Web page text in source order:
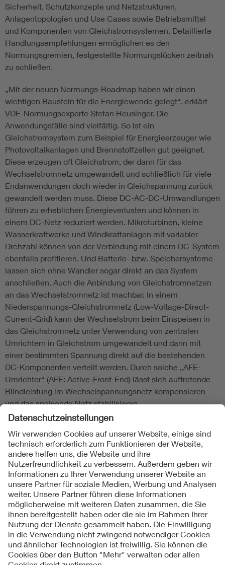
Sicherheit, Schutzkonzepte und Netzstrukturen,
Anlagentopologien und Use Cases sowie Betriebsmittel
und Komponenten von Gleichstromsystemen. Detaillierte
Handlungsempfehlungen ermöglichen es den
Normungsgremien, festgestellte Normungslücken zeitnah
zu schließen.
„Mit der neuen Normungs-Roadmap haben wir einen
wichtigen Baustein für die Energiewende gelegt“, erklärt
VDE-Normungsexperte Stefan Heusinger. Die
Anwendungsfälle sind vielfältig. So ist ein
Gleichstromsystem zum Beispiel für Energieerzeuger wie
Photovoltaikanlagen und Brennstoffzellen gut geeignet.
Diese erzeugen oft Gleichstrom, der dann für das
Wechselstromnetz umgewandelt und schließlich für viele
Endanwendungen doch wieder in Gleichspannung zurück
gewandelt werden muss. Diese DC-AC-DC-Umwandlungen
führen zu erheblichen Energieverlusten und können in
einem DC-Netz reduziert werden. Mikroturbinen, kleine
Wasserkraftwerke und Windkraftanlagen mit variabler
Drehzahl können von der Verbindung mit einem DC-System
ebenfalls profitieren. Und Batterie- bzw. Speichersysteme
lassen sich ohne Wandler sogar direkt an das System
anschließen. Auch die Anbindung von Gleichstromnetzen
an das Wechselstromnetz ist machbar. In einem
Niederspannungs-Gleichstromnetz (Low-Voltage-Direct-
Current-Grid) kann der Wechselstrom beim Einspeisen in
das Gleichstromnetz unter Verwendung von zentralen
Umrichtern in Gleichstrom umgewandelt und dann mit
einer bestimmten Spannung direkt auf die bestehenden
DC-Komponenten verteilt werden. Durch solche „AFE-
Umrichter“ (AFE: Active-Front-End) lässt sich auftretende
Blindleistung im Wechselspannungsnetz kompensieren
und das speisende Netz stabilisieren.
Die Normungs-Roadmap „Gleichstrom im
Niederspannungsbereich“ kann kostenlos unter
www.dke.de/Gleichstrom-Roadmap heruntergeladen
werden.
Folgen Sie uns